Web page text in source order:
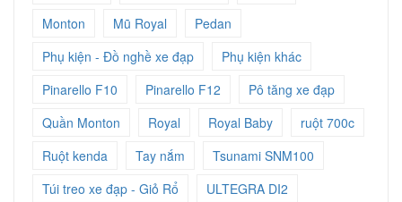
Monton
Mũ Royal
Pedan
Phụ kiện - Đồ nghề xe đạp
Phụ kiện khác
Pinarello F10
Pinarello F12
Pô tăng xe đạp
Quần Monton
Royal Royal Baby
ruột 700c
Ruột kenda
Tay nắm
Tsunami SNM100
Túi treo xe đạp - Giỏ Rổ
ULTEGRA DI2